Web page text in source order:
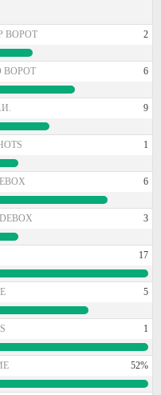
ВОРОТ 2
6
9
1
6
3
17
5
1
52%